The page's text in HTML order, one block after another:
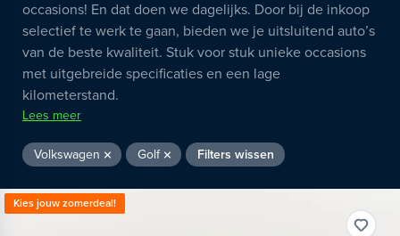
occasions! En dat doen we dagelijks. Door bij de inkoop
selectief te werk te gaan, bieden we je uitsluitend auto’s
van de beste kwaliteit. Stuk voor stuk unieke occasions
met uitgebreide specificaties en een lage
kilometerstand.
Lees meer
Volkswagen Golf Filters wissen
Kies jouw zomerdeal!